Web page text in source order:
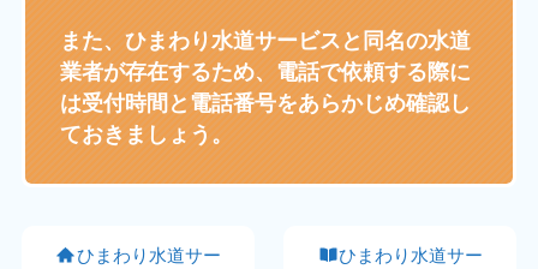
また、ひまわり水道サービスと同名の水道
業者が存在するため、電話で依頼する際に
は受付時間と電話番号をあらかじめ確認し
ておきましょう。
ひまわり水道サー
ひまわり水道サー